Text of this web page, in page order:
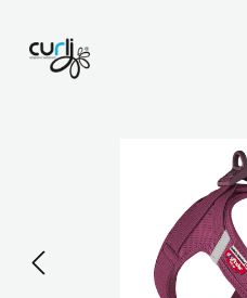
Bildergalerie überspringen